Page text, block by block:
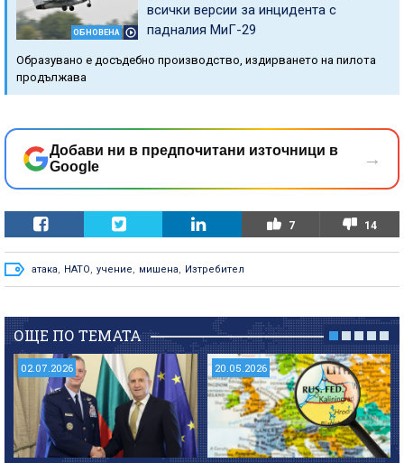
ОБНОВЕНА
всички версии за инцидента с
падналия МиГ-29
Образувано е досъдебно производство, издирването на пилота
продължава
Добави ни в предпочитани източници в
Google
→
7 14
атака, НАТО, учение, мишена, Изтребител
ОЩЕ ПО ТЕМАТА
02.07.2026 20.05.2026